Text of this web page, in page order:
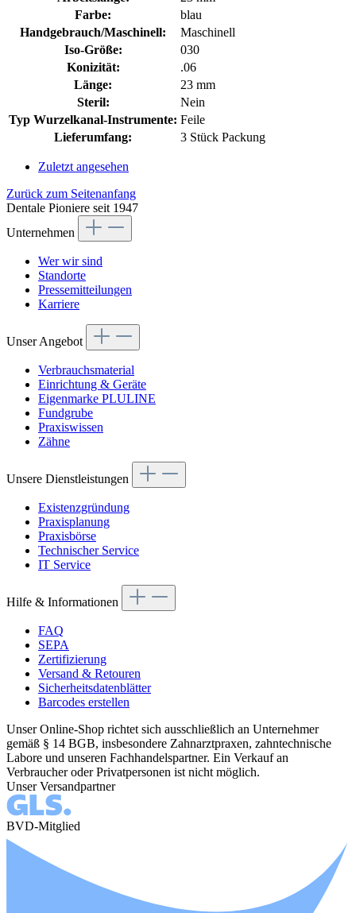
Farbe:
blau
Handgebrauch/Maschinell:
Maschinell
Iso-Größe:
030
Konizität:
.06
Länge:
23 mm
Steril:
Nein
Typ Wurzelkanal-Instrumente: Feile
Lieferumfang:
3 Stück Packung
Zuletzt angesehen
Zurück zum Seitenanfang
Dentale Pioniere seit 1947
Unternehmen
Wer wir sind
Standorte
Pressemitteilungen
Karriere
Unser Angebot
Verbrauchsmaterial
Einrichtung & Geräte
Eigenmarke PLULINE
Fundgrube
Praxiswissen
Zähne
Unsere Dienstleistungen
Existenzgründung
Praxisplanung
Praxisbörse
Technischer Service
IT Service
Hilfe & Informationen
FAQ
SEPA
Zertifizierung
Versand & Retouren
Sicherheitsdatenblätter
Barcodes erstellen
Unser Online-Shop richtet sich ausschließlich an Unternehmer
gemäß § 14 BGB, insbesondere Zahnarztpraxen, zahntechnische
Labore und unseren Fachhandelspartner. Ein Verkauf an
Verbraucher oder Privatpersonen ist nicht möglich.
Unser Versandpartner
BVD-Mitglied